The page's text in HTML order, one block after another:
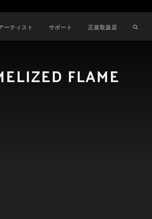
ーティスト サポート 正規取扱店
FLAME